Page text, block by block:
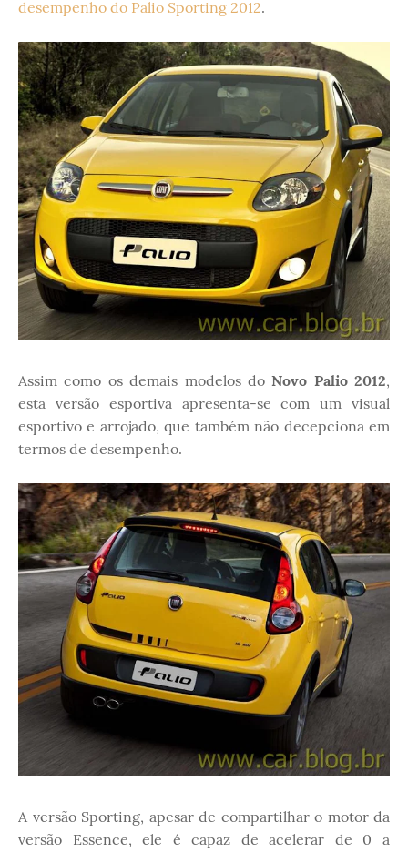
desempenho do Palio Sporting 2012.
Assim como os demais modelos doNovo Palio 2012,
esta versão esportiva apresenta-se com um visual
esportivo e arrojado, que também não decepciona em
termos de desempenho.
A versão Sporting, apesar de compartilhar o motor da
versão Essence, ele é capaz de acelerar de 0 a